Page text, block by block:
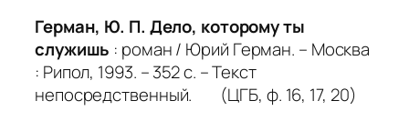
Герман, Ю. П. Дело, которому ты
служишь : роман / Юрий Герман. – Москва
: Рипол, 1993. – 352 с. – Текст
непосредственный. (ЦГБ, ф. 16, 17, 20)